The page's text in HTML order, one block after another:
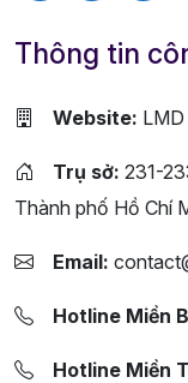
Thông tin
Website:
Trụ sở: 231-
Thành phố Hồ Chí
Email:
Hotline Miền
Hotline Miền